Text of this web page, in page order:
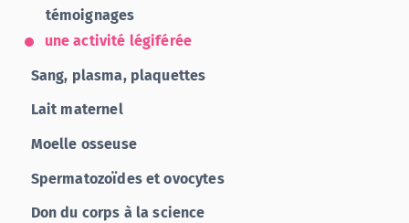
témoignages
une activité légiférée
Sang, plasma, plaquettes
Lait maternel
Moelle osseuse
Spermatozoïdes et ovocytes
Don du corps à la science